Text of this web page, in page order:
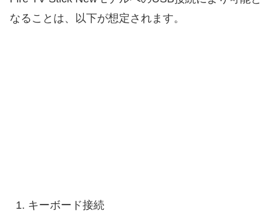
なることは、以下が想定されます。
キーボード接続